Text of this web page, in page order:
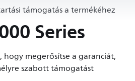
támogatás a termékéhez
Series
hogy megerősítse a garanciát,
szabott támogatást